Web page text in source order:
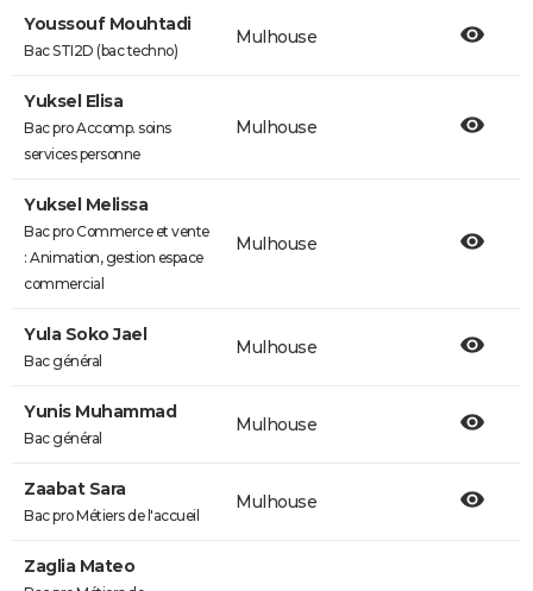
Youssouf Mouhtadi
Bac STI2D (bac techno)
Mulhouse
Yuksel Elisa
Bac pro Accomp. soins
services personne
Mulhouse
Yuksel Melissa
Bac pro Commerce et vente
: Animation, gestion espace
commercial
Mulhouse
Yula Soko Jael
Bac général
Mulhouse
Yunis Muhammad
Bac général
Mulhouse
Zaabat Sara
Bac pro Métiers de l'accueil
Mulhouse
Zaglia Mateo